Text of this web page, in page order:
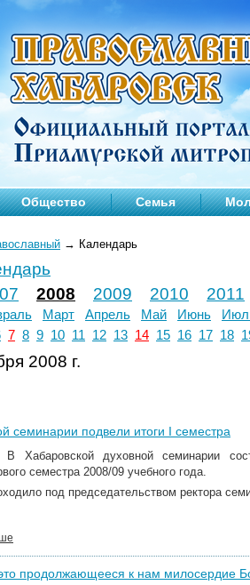
Общество Семья
→ Календарь
2008 2009 2010 2011
Март Апрель Май Июнь
7 8 9 10 11 12 13 14 15 16 17 18
2008 г.
семинарии подвели итоги I семестра
Хабаровской духовной семинарии
семестра 2008/09 учебного года.
под председательством ректора
продолжающееся к нам милосердие